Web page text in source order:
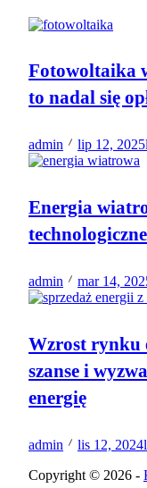
Fotowoltaika
to nadal się
admin lip 12, 2025
Energia
admin mar 14,
Wzrost rynku
szanse i
energię
admin lis 12, 2024
Copyright © 2026 -